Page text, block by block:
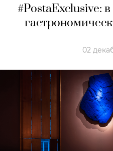
#PostaExclusive:
02